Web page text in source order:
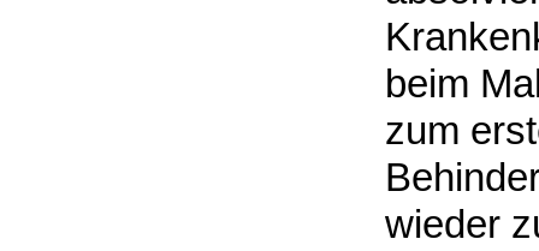
beim
zum
wieder